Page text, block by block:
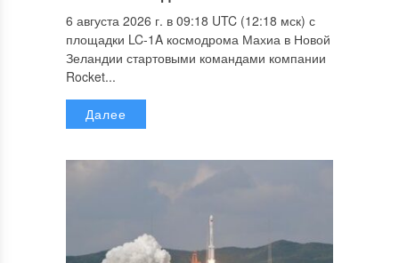
6 августа 2026 г. в 09:18 UTC (12:18 мск) с
площадки LC-1A космодрома Махиа в Новой
Зеландии стартовыми командами компании
Rocket...
Далее